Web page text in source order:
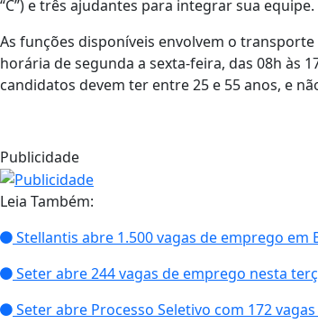
“C”) e três ajudantes para integrar sua equipe.
As funções disponíveis envolvem o
horária de segunda a sexta-feira, das 08h às
candidatos devem ter entre 25 e 55 anos, e
Publicidade
Leia Também:
Stellantis abre 1.500 vagas de emprego em
Seter abre 244 vagas de emprego nesta
Seter abre Processo Seletivo com 172